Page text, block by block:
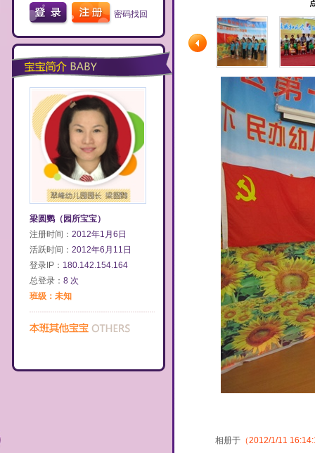
密码找回
梁圆鹦（园所宝宝）
注册时间： 2012年1月6日
活跃时间： 2012年6月11日
登录IP： 180.142.154.164
总登录： 8 次
班级：未知
相册于 （2012/1/11